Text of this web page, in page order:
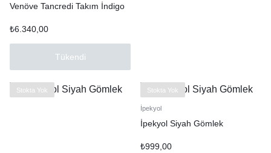
Venöve Tancredi Takım İndigo
₺6.340,00
Tükendi
Stokta Yok Stokta Yok
İpekyol
İpekyol Siyah Gömlek
₺999,00